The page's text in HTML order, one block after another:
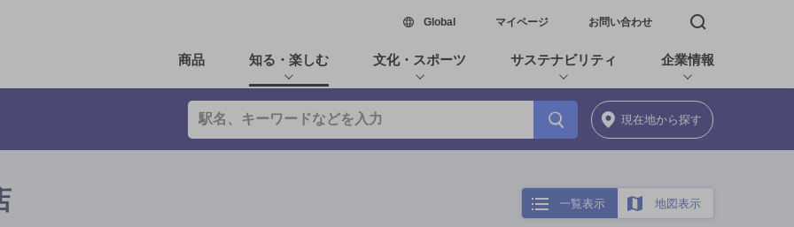
Global新しいウィンドウで開く
マイページ お問い合わせ 検索窓を開く
商品 知る・楽しむ 文化・スポーツ サステナビリティ 企業情報
現在地から探す
一覧表示 地図表示